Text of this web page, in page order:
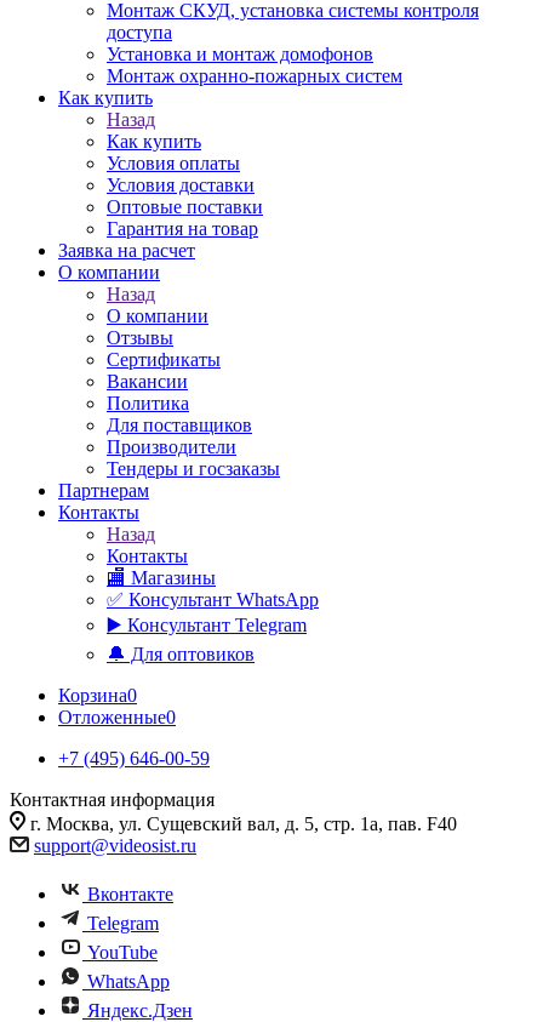
Монтаж СКУД, установка системы контроля
доступа
Установка и монтаж домофонов
Монтаж охранно-пожарных систем
Как купить
Назад
Как купить
Условия оплаты
Условия доставки
Оптовые поставки
Гарантия на товар
Заявка на расчет
О компании
Назад
О компании
Отзывы
Сертификаты
Вакансии
Политика
Для поставщиков
Производители
Тендеры и госзаказы
Партнерам
Контакты
Назад
Контакты
🏬 Магазины
✅️ Консультант WhatsApp
▶️ Консультант Telegram
🔔 Для оптовиков
Корзина0
Отложенные0
+7 (495) 646-00-59
Контактная информация
г. Москва, ул. Сущевский вал, д. 5, стр. 1а, пав. F40
support@videosist.ru
Вконтакте
Telegram
YouTube
WhatsApp
Яндекс.Дзен